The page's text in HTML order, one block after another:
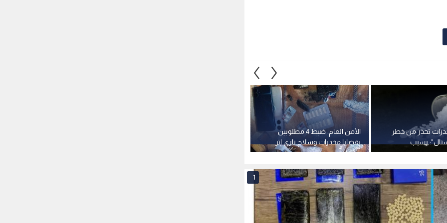
الأمن العام: ضبط 4 مطلوبين
بقضايا مخدرات وسلاح ناري إثر
مداهمة مركبتهم بمخيم إربد
تحذر من خطر
يسبب
والسكتات
1